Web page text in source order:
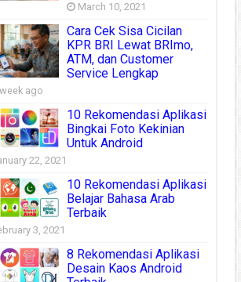
March 10, 2021
Cara Cek Sisa Cicilan
KPR BRI Lewat BRImo,
ATM, dan Customer
Service Lengkap
ago
10 Rekomendasi Aplikasi
Bingkai Foto Kekinian
Untuk Android
22, 2021
10 Rekomendasi Aplikasi
Belajar Bahasa Arab
Terbaik
3, 2021
8 Rekomendasi Aplikasi
Desain Kaos Android